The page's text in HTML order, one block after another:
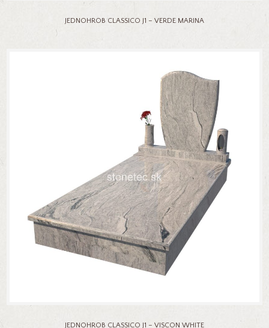
JEDNOHROB CLASSICO J1 – VERDE MARINA
JEDNOHROB CLASSICO J1 – VISCON WHITE